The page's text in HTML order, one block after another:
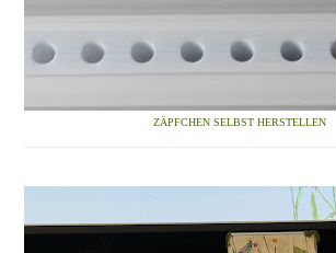
ZÄPFCHEN SELBST HERSTELLEN